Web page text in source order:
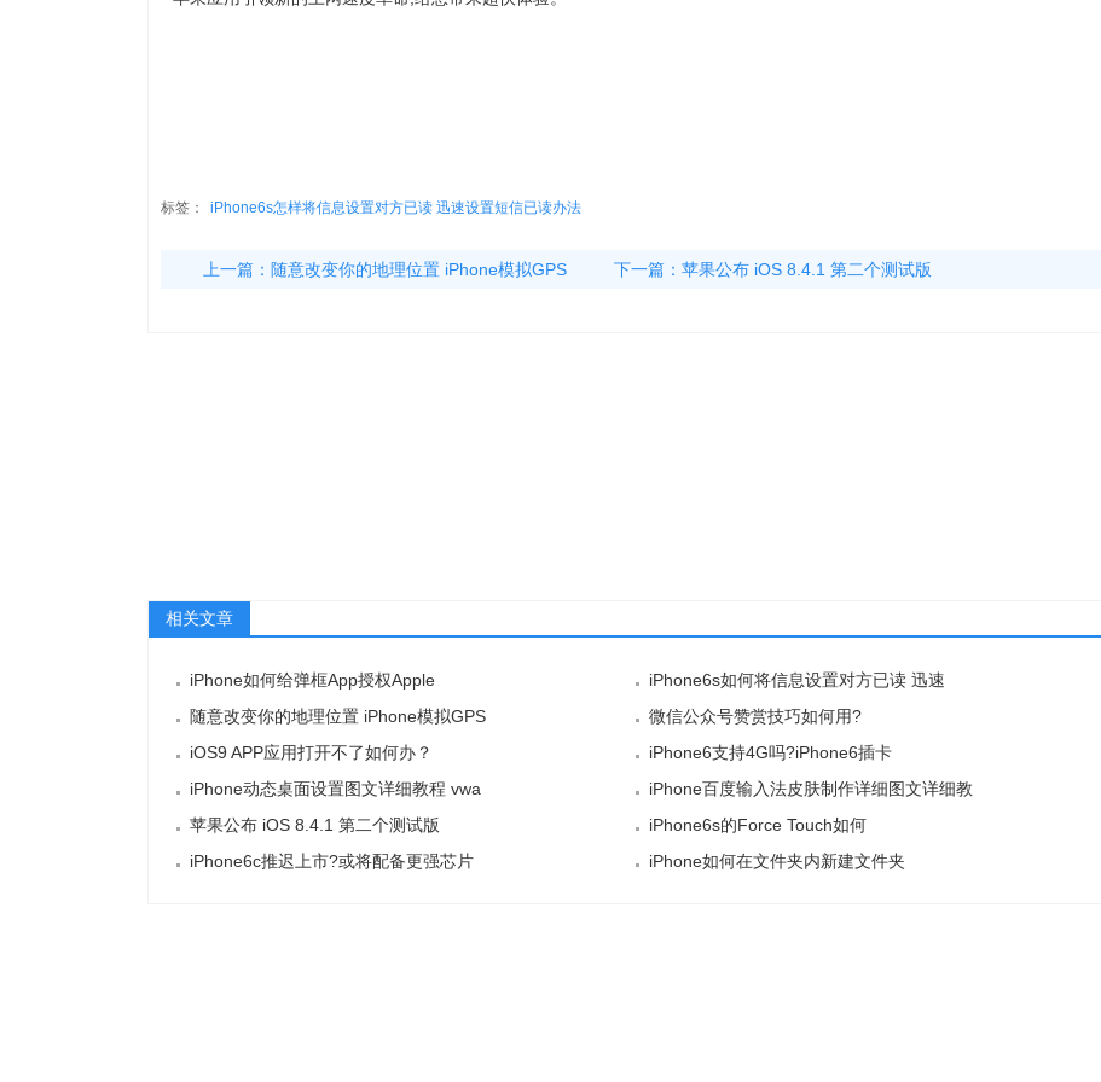
标签： iPhone6s怎样将信息设置对方已读 迅速设置短信已读办法
上一篇： 随意改变你的地理位置 iPhone模拟GPS 下一篇： 苹果公布 iOS 8.4.1 第二个测试版
相关文章
iPhone如何给弹框App授权Apple
iPhone6s如何将信息设置对方已读 迅速
随意改变你的地理位置 iPhone模拟GPS
微信公众号赞赏技巧如何用?
iOS9 APP应用打开不了如何办？
iPhone6支持4G吗?iPhone6插卡
iPhone动态桌面设置图文详细教程 vwa
iPhone百度输入法皮肤制作详细图文详细教
苹果公布 iOS 8.4.1 第二个测试版
iPhone6s的Force Touch如何
iPhone6c推迟上市?或将配备更强芯片
iPhone如何在文件夹内新建文件夹